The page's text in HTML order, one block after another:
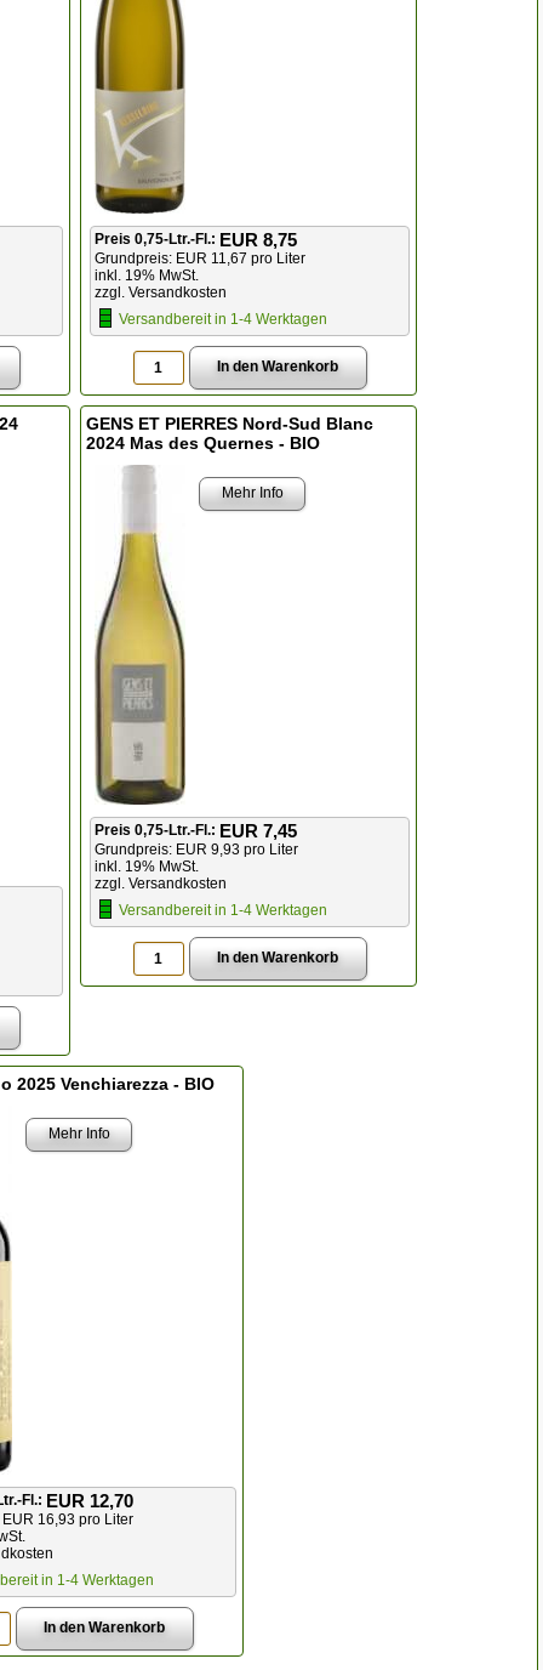
Preis 0,75-Ltr.-Fl.: EUR 8,75
Grundpreis: EUR 11,67 pro Liter
inkl. 19% MwSt.
zzgl. Versandkosten
Versandbereit in 1-4 Werktagen
GENS ET PIERRES Nord-Sud Blanc
2024 Mas des Quernes - BIO
Mehr Info
Preis 0,75-Ltr.-Fl.: EUR 7,45
Grundpreis: EUR 9,93 pro Liter
inkl. 19% MwSt.
zzgl. Versandkosten
Versandbereit in 1-4 Werktagen
2025 Venchiarezza - BIO
Mehr Info
Fl.: EUR 12,70
16,93 pro Liter
in 1-4 Werktagen